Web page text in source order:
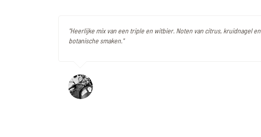
"Heerlijke mix van een triple en witbier. Noten van citrus, kruidnagel en
botanische smaken."